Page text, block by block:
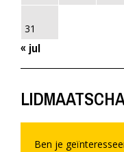
31
« jul
Ben je